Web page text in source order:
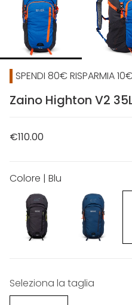
SPENDI 80€ RISPARMIA
Zaino Highton V2
€110.00
Colore | Blu
Seleziona la taglia